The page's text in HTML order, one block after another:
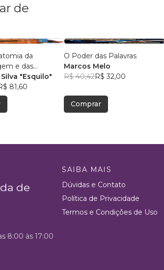
de
da
e das
"Esquilo"
81,60
O Poder das Palavras
Marcos Melo
R$ 40,42R$ 32,00
Comprar
de
SAIBA MAIS
Dúvidas e Contato
Política de Privacidade
Termos e Condições de Uso
8:00 às 17:00